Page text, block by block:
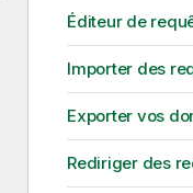
Éditeur de
Importer des
Exporter vos
Rediriger des